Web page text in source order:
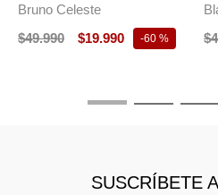
Bruno Celeste
$49.990 $19.990 -60 %
$
SUSCRÍBETE